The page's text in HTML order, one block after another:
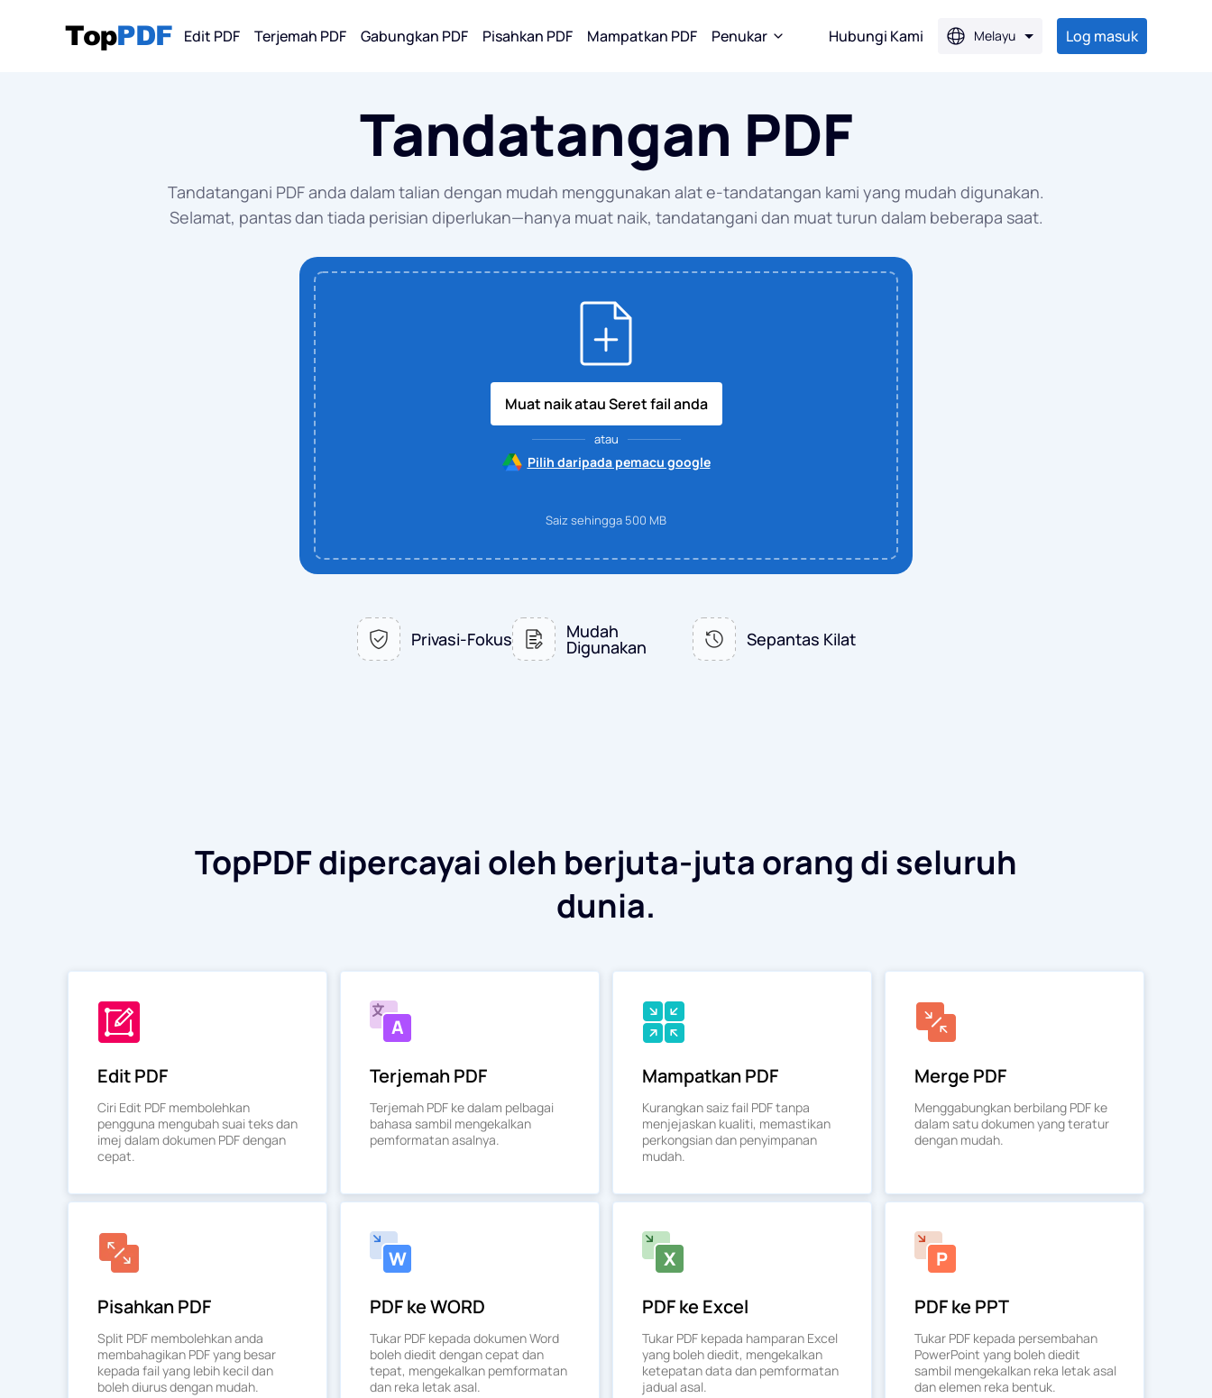
Edit PDF Terjemah PDF Gabungkan PDF Pisahkan PDF Mampatkan PDF Penukar
PDF ke WORD
PDF ke EXCEL
WORD ke PDF
EXCEL ke PDF
EPUB kepada PDF
WORD ke JPG
EXCEL ke JPG
Hubungi Kami Melayu Log masuk
Tandatangan PDF
Tandatangani PDF anda dalam talian dengan mudah menggunakan alat e-tandatangan kami yang mudah digunakan.
Selamat, pantas dan tiada perisian diperlukan—hanya muat naik, tandatangani dan muat turun dalam beberapa saat.
Muat naik atau Seret fail anda
atau
Pilih daripada pemacu google
Saiz sehingga 500 MB
Privasi-Fokus Mudah
Digunakan Sepantas Kilat
TopPDF dipercayai oleh berjuta-juta orang di seluruh
dunia.
Edit PDF
Ciri Edit PDF membolehkan
pengguna mengubah suai teks dan
imej dalam dokumen PDF dengan
cepat.
Terjemah PDF
Terjemah PDF ke dalam pelbagai
bahasa sambil mengekalkan
pemformatan asalnya.
Mampatkan PDF
Kurangkan saiz fail PDF tanpa
menjejaskan kualiti, memastikan
perkongsian dan penyimpanan
mudah.
Merge PDF
Menggabungkan berbilang PDF ke
dalam satu dokumen yang teratur
dengan mudah.
Pisahkan PDF
Split PDF membolehkan anda
membahagikan PDF yang besar
kepada fail yang lebih kecil dan
boleh diurus dengan mudah.
PDF ke WORD
Tukar PDF kepada dokumen Word
boleh diedit dengan cepat dan
tepat, mengekalkan pemformatan
dan reka letak asal.
PDF ke Excel
Tukar PDF kepada hamparan Excel
yang boleh diedit, mengekalkan
ketepatan data dan pemformatan
jadual asal.
PDF ke PPT
Tukar PDF kepada persembahan
PowerPoint yang boleh diedit
sambil mengekalkan reka letak asal
dan elemen reka bentuk.